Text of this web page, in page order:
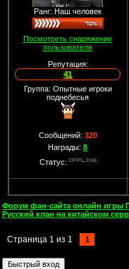
Ранг: Наш человек
Посмотреть снаряжение
пользователя
Репутация:
41
Группа: Опытные игроки
поднебесья
Сообщений: 320
Награды: 8
Статус:
Форум фан-сайта онлайн игры
Русский клан на китайском
Страница 1 из 1 1